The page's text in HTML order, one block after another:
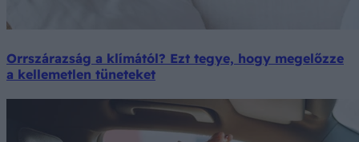
Orrszárazság a klímától? Ezt tegye, hogy megelőzze
a kellemetlen tüneteket